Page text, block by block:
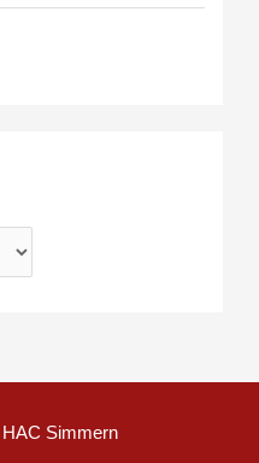
HAC Simmern